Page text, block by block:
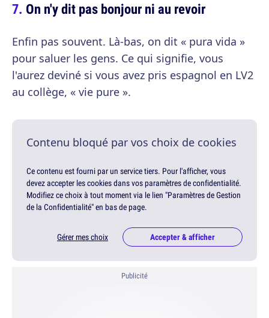
On n'y dit pas bonjour ni au revoir
Enfin pas souvent. Là-bas, on dit « pura vida »
pour saluer les gens. Ce qui signifie, vous
l'aurez deviné si vous avez pris espagnol en LV2
au collège, « vie pure ».
Contenu bloqué par vos choix de cookies
Ce contenu est fourni par un service tiers. Pour l'afficher, vous
devez accepter les cookies dans vos paramètres de confidentialité.
Modifiez ce choix à tout moment via le lien "Paramètres de Gestion
de la Confidentialité" en bas de page.
Gérer mes choix Accepter & afficher
Publicité